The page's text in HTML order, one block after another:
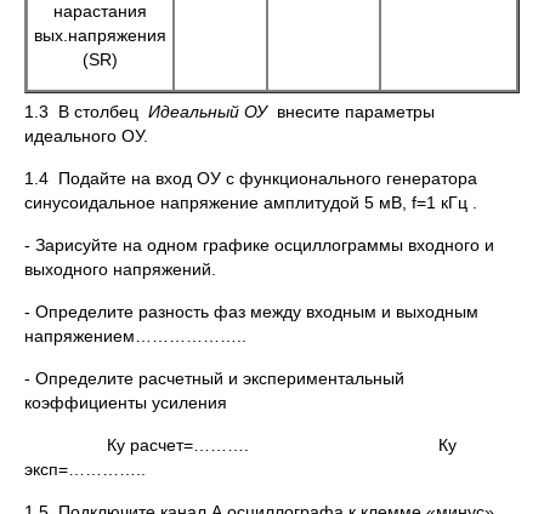
нарастания
вых.напряжения
(SR)
1.3 В столбец Идеальный ОУвнесите параметры
идеального ОУ.
1.4 Подайте на вход ОУ с функционального генератора
синусоидальное напряжение амплитудой 5 мВ, f=1 кГц .
- Зарисуйте на одном графике осциллограммы входного и
выходного напряжений.
- Определите разность фаз между входным и выходным
напряжением………………..
- Определите расчетный и экспериментальный
коэффициенты усиления
Ку расчет=………. Ку
эксп=…………..